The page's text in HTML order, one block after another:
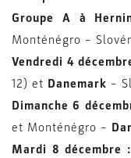
Groupe A à
Monténégro –
Vendredi 4
12) et Danemark –
Dimanche 6
et Monténégro –
Mardi 8 décembre :